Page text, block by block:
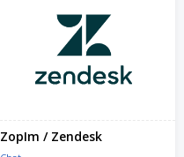
ZopIm / Zendesk